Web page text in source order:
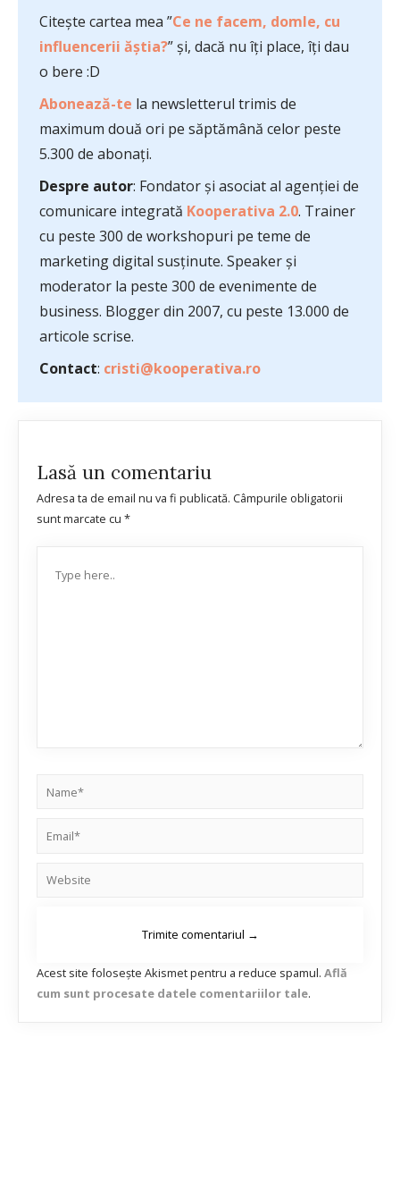
Citește cartea mea ”Ce ne facem, domle, cu
influencerii ăștia?” și, dacă nu îți place, îți dau
o bere :D
Abonează-te la newsletterul trimis de
maximum două ori pe săptămână celor peste
5.300 de abonați.
Despre autor: Fondator și asociat al agenției de
comunicare integrată Kooperativa 2.0. Trainer
cu peste 300 de workshopuri pe teme de
marketing digital susținute. Speaker și
moderator la peste 300 de evenimente de
business. Blogger din 2007, cu peste 13.000 de
articole scrise.
Contact: cristi@kooperativa.ro
Lasă un comentariu
Adresa ta de email nu va fi publicată. Câmpurile obligatorii
sunt marcate cu *
Acest site folosește Akismet pentru a reduce spamul. Află
cum sunt procesate datele comentariilor tale.